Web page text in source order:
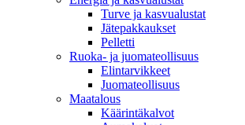
Turve ja kasvualustat
Jätepakkaukset
Pelletti
Ruoka- ja juomateollisuus
Elintarvikkeet
Juomateollisuus
Maatalous
Käärintäkalvot